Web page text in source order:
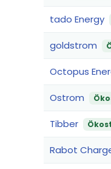
tado Energy
goldstrom
Octopus
Ostrom
Tibber
Rabot